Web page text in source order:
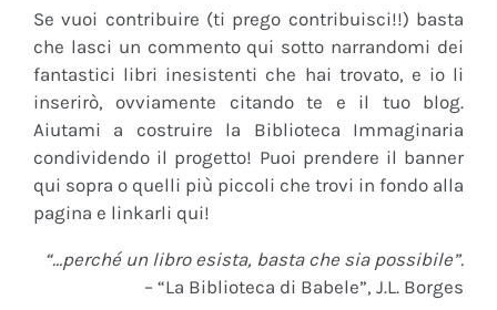
Se vuoi contribuire (ti prego contribuisci!!) basta
che lasci un commento qui sotto narrandomi dei
fantastici libri inesistenti che hai trovato, e io li
inserirò, ovviamente citando te e il tuo blog.
Aiutami a costruire la Biblioteca Immaginaria
condividendo il progetto! Puoi prendere il banner
qui sopra o quelli più piccoli che trovi in fondo alla
pagina e linkarli qui!
“…perché un libro esista, basta che sia possibile”.
– “La Biblioteca di Babele”, J.L. Borges